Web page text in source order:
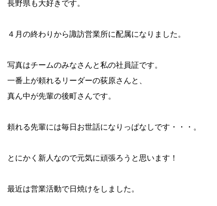
長野県も大好きです。
４月の終わりから諏訪営業所に配属になりました。
写真はチームのみなさんと私の社員証です。
一番上が頼れるリーダーの荻原さんと、
真ん中が先輩の後町さんです。
頼れる先輩には毎日お世話になりっぱなしです・・・。
とにかく新人なので元気に頑張ろうと思います！
最近は営業活動で日焼けをしました。